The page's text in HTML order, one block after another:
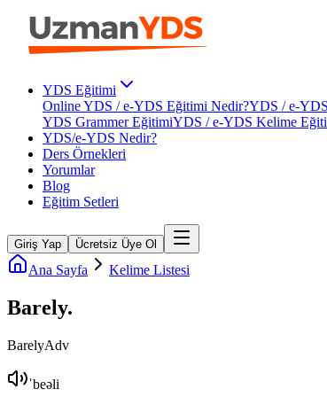
YDS Eğitimi
Online YDS / e-YDS Eğitimi Nedir?YDS / e-
YDS Grammer EğitimiYDS / e-YDS Kelime
YDS/e-YDS Nedir?
Ders Örnekleri
Yorumlar
Blog
Eğitim Setleri
Giriş Yap Ücretsiz Üye Ol
Ana Sayfa Kelime Listesi
Barely.
BarelyAdv
ˈbeəli